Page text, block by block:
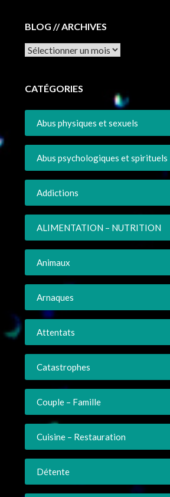
BLOG // ARCHIVES
Archives
CATÉGORIES
Abus physiques et sexuels
Abus psychologiques et spirituels
Addictions
ALIMENTATION – NUTRITION
Animaux
Arnaques
Attentats
Catastrophes
Couple – Famille
Cuisine – Restauration
Détente